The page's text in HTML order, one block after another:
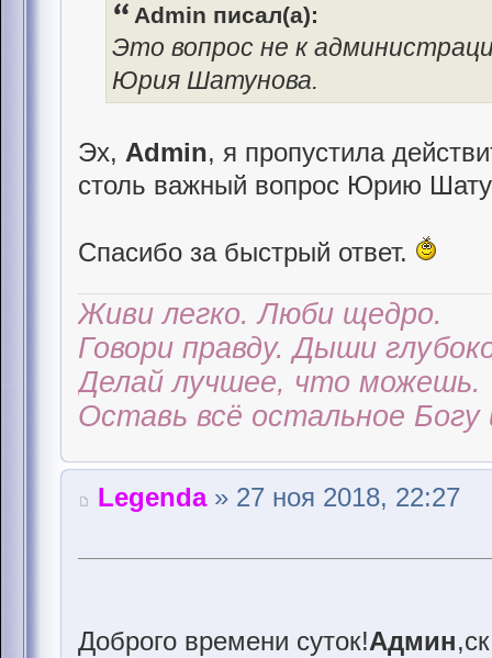
Admin писал(а):
Это вопрос не к
Юрия Шатунова.
Эх, Admin, я пропустила
столь важный вопрос Юрию
Спасибо за быстрый ответ.
Живи легко. Люби щедро.
Говори правду. Дыши
Делай лучшее, что можешь.
Оставь всё остальное Богу
Legenda» 27 ноя 2018, 22:27
Доброго времени суток!Админ